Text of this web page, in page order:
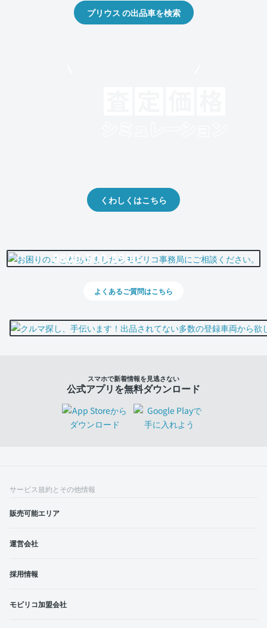
プリウス の出品車を検索
くわしくはこちら
0800-500-5500
よくあるご質問はこちら
スマホで新着情報を見逃さない
公式アプリを無料ダウンロード
サービス規約とその他情報
販売可能エリア
運営会社
採用情報
モビリコ加盟会社